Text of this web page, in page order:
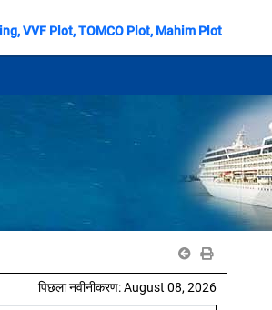
VVF Plot, TOMCO Plot, Mahim Plot
पिछला नवीनीकरण: August 08, 2026